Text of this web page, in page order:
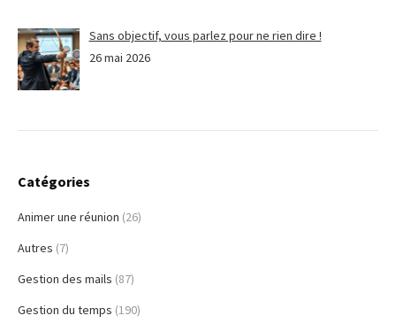
Sans objectif, vous parlez pour ne rien dire !
26 mai 2026
Catégories
Animer une réunion (26)
Autres (7)
Gestion des mails (87)
Gestion du temps (190)